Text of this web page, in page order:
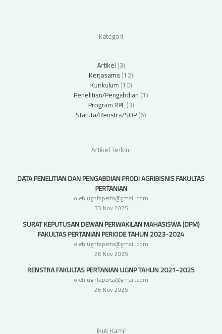
Kategori
Artikel(3)
Kerjasama(12)
Kurikulum(10)
Penelitian/Pengabdian(1)
Program RPL(3)
Statuta/Renstra/SOP(6)
Artikel Terkini
DATA PENELITIAN DAN PENGABDIAN PRODI AGRIBISNIS FAKULTAS
PERTANIAN
oleh ugnfaperta@gmail.com
30 Nov 2025
SURAT KEPUTUSAN DEWAN PERWAKILAN MAHASISWA (DPM)
FAKULTAS PERTANIAN PERIODE TAHUN 2023-2024
oleh ugnfaperta@gmail.com
26 Nov 2025
RENSTRA FAKULTAS PERTANIAN UGNP TAHUN 2021-2025
oleh ugnfaperta@gmail.com
26 Nov 2025
Ikuti Kami!